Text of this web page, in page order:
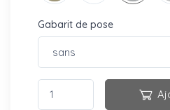
Gabarit de pose